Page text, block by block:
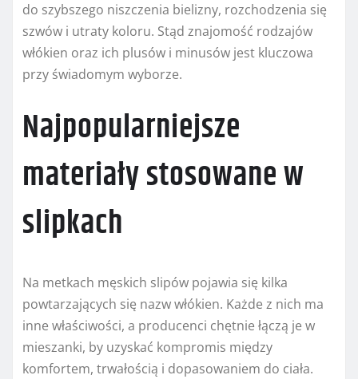
do szybszego niszczenia bielizny, rozchodzenia się
szwów i utraty koloru. Stąd znajomość rodzajów
włókien oraz ich plusów i minusów jest kluczowa
przy świadomym wyborze.
Najpopularniejsze
materiały stosowane w
slipkach
Na metkach męskich slipów pojawia się kilka
powtarzających się nazw włókien. Każde z nich ma
inne właściwości, a producenci chętnie łączą je w
mieszanki, by uzyskać kompromis między
komfortem, trwałością i dopasowaniem do ciała.